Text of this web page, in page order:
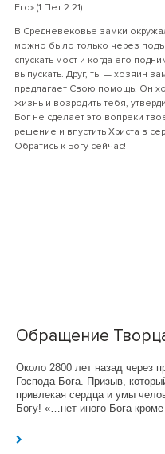
Его» (1 Пет 2:21).
В Средневековье замки
можно было только через
спускать мост и когда его
выпускать. Друг, ты — хозяин
предлагает Свою помощь. Он
жизнь и возродить тебя,
Бог не сделает это вопреки
решение и впустить Христа в
Обратись к Богу сейчас!
Обращение
Около 2800 лет назад через
Господа Бога. Призыв,
привлекая сердца и умы
Богу! «…нет иного Бога